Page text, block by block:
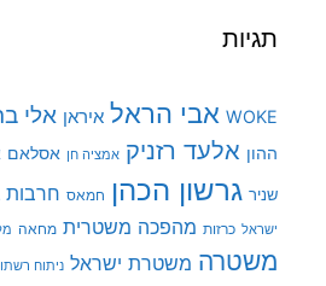
אבי הראל איראן אלי בר און
אלעד רזניק אמציה חן אסלאם ארצות
גרשון הכהן חמאס חרבות ברזל
כרזות מהפכה משטרית מחאה מלחמה
משטרת ישראל ניתוח רשתות ארגוניות